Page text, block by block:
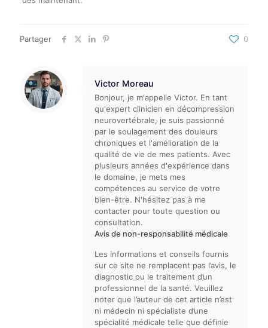
Partager 0
Victor Moreau
Bonjour, je m'appelle Victor. En tant
qu'expert clinicien en décompression
neurovertébrale, je suis passionné
par le soulagement des douleurs
chroniques et l'amélioration de la
qualité de vie de mes patients. Avec
plusieurs années d'expérience dans
le domaine, je mets mes
compétences au service de votre
bien-être. N'hésitez pas à me
contacter pour toute question ou
consultation.
Avis de non-responsabilité médicale
Les informations et conseils fournis
sur ce site ne remplacent pas l’avis, le
diagnostic ou le traitement d’un
professionnel de la santé. Veuillez
noter que l’auteur de cet article n’est
ni médecin ni spécialiste d’une
spécialité médicale telle que définie